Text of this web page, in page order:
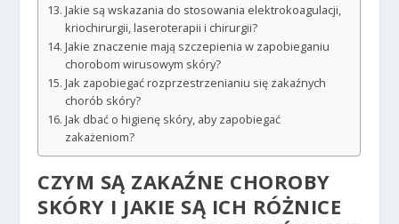
Jakie są wskazania do stosowania elektrokoagulacji,
kriochirurgii, laseroterapii i chirurgii?
Jakie znaczenie mają szczepienia w zapobieganiu
chorobom wirusowym skóry?
Jak zapobiegać rozprzestrzenianiu się zakaźnych
chorób skóry?
Jak dbać o higienę skóry, aby zapobiegać
zakażeniom?
CZYM SĄ ZAKAŹNE CHOROBY
SKÓRY I JAKIE SĄ ICH RÓŻNICE